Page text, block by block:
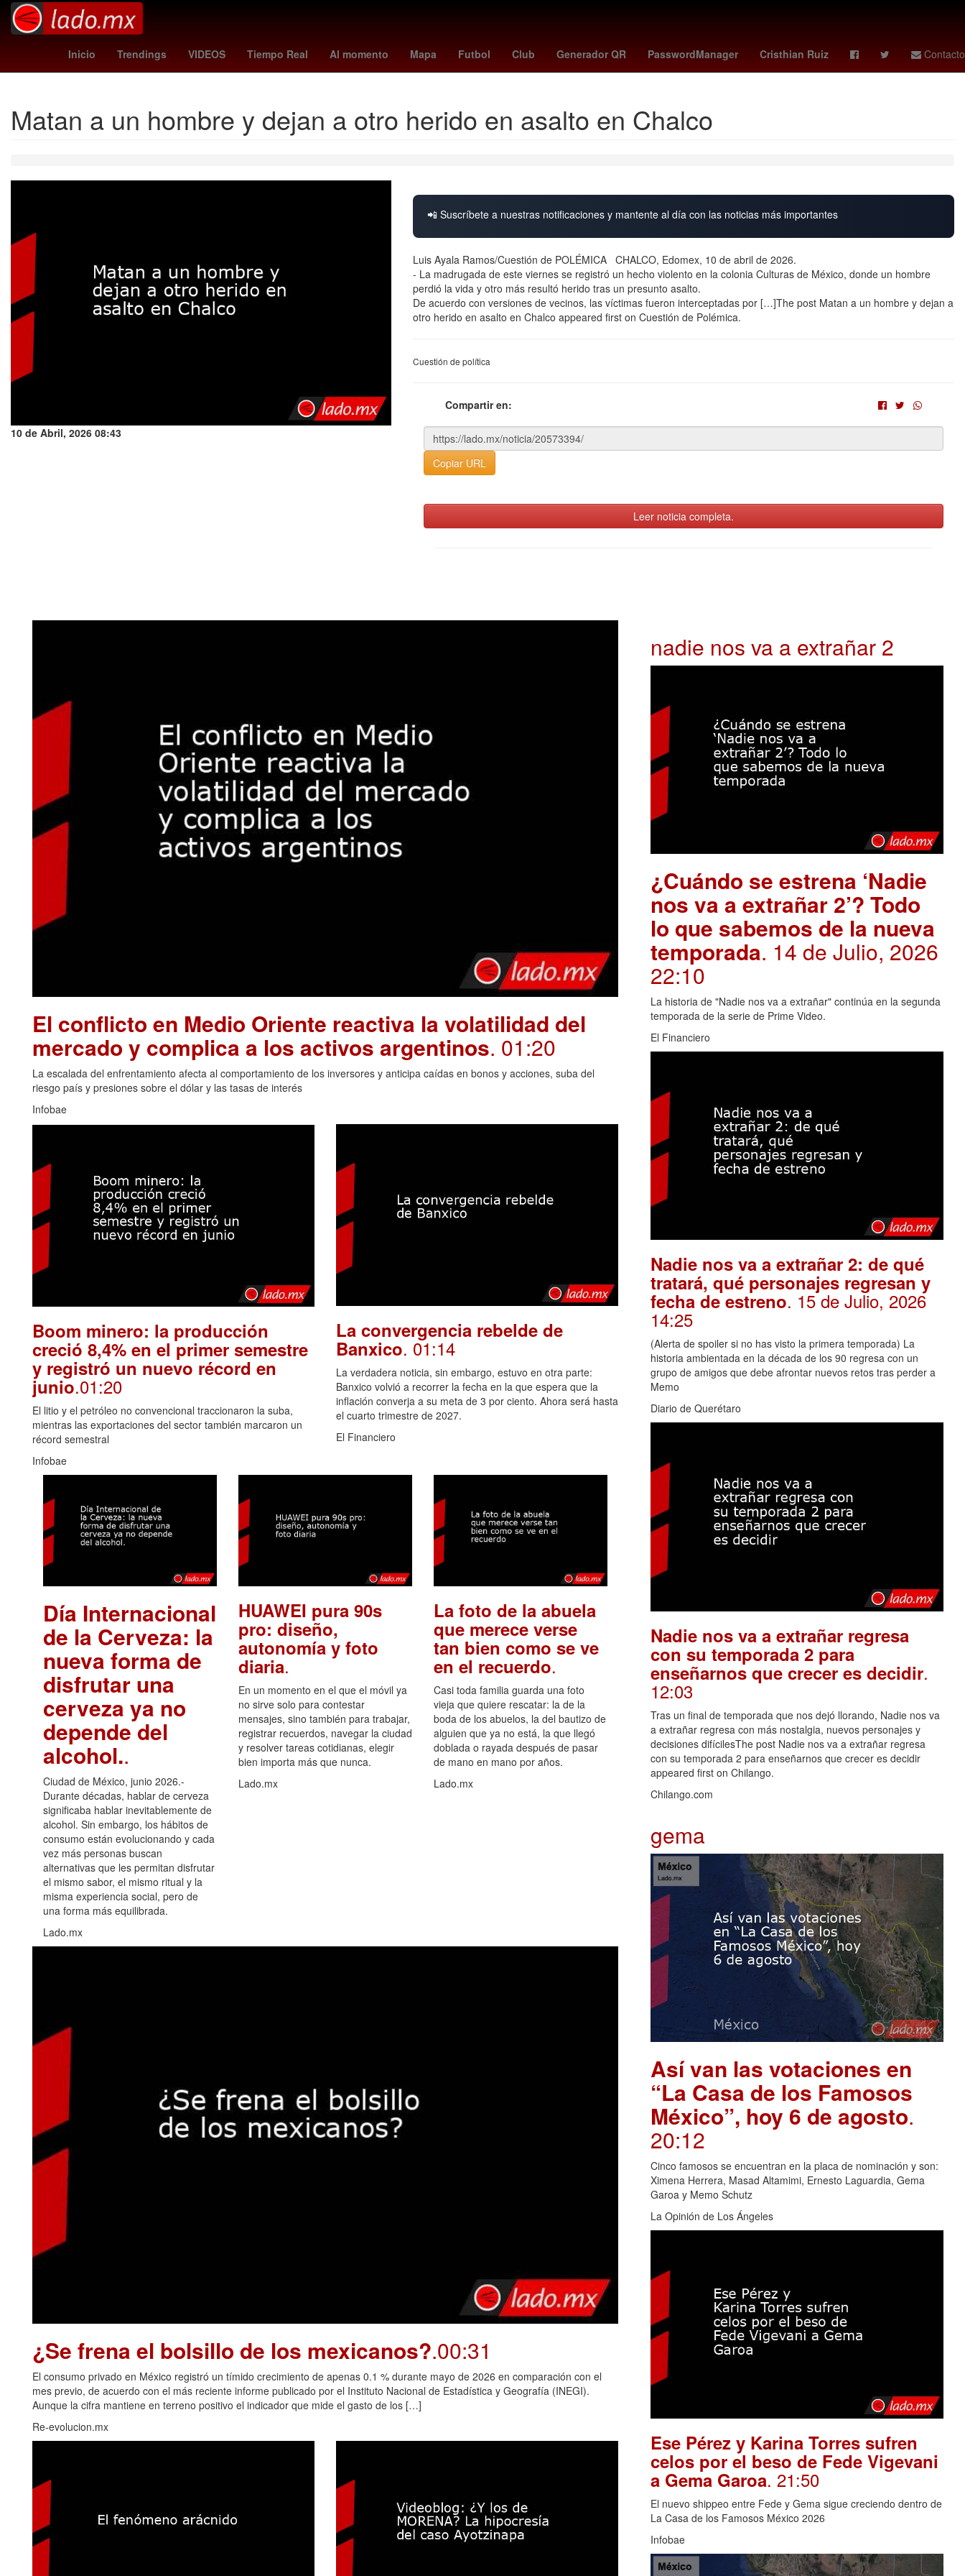
Inicio Trendings VIDEOS Tiempo Real Al momento Mapa Futbol Club Generador QR PasswordManager Cristhian Ruiz Contacto
Epidemiología Perú celular nokia 1100 Morena sassuolo - cremonese Tribunal Electoral del Poder Judicial de la Federación Juegos Olímpicos de París 2024 por Inmueble Baloncesto
Matan a un hombre y dejan a otro herido en asalto en Chalco
10 de Abril, 2026 08:43
📲 Suscríbete a nuestras notificaciones y mantente al día con las noticias más importantes
Luis Ayala Ramos/Cuestión de POLÉMICA CHALCO, Edomex, 10 de abril de 2026.
- La madrugada de este viernes se registró un hecho violento en la colonia Culturas de México, donde un hombre
perdió la vida y otro más resultó herido tras un presunto asalto.
De acuerdo con versiones de vecinos, las víctimas fueron interceptadas por […]The post Matan a un hombre y dejan a
otro herido en asalto en Chalco appeared first on Cuestión de Polémica.
Cuestión de política
Compartir en:
Copiar URL
Leer noticia completa.
El conflicto en Medio Oriente reactiva la volatilidad del
mercado y complica a los activos argentinos. 01:20
La escalada del enfrentamiento afecta al comportamiento de los inversores y anticipa caídas en bonos y acciones, suba del
riesgo país y presiones sobre el dólar y las tasas de interés
Infobae
Boom minero: la producción
creció 8,4% en el primer semestre
y registró un nuevo récord en
junio.01:20
El litio y el petróleo no convencional traccionaron la suba,
mientras las exportaciones del sector también marcaron un
récord semestral
Infobae
La convergencia rebelde de
Banxico. 01:14
La verdadera noticia, sin embargo, estuvo en otra parte:
Banxico volvió a recorrer la fecha en la que espera que la
inflación converja a su meta de 3 por ciento. Ahora será hasta
el cuarto trimestre de 2027.
El Financiero
Día Internacional
de la Cerveza: la
nueva forma de
disfrutar una
cerveza ya no
depende del
alcohol..
Ciudad de México, junio 2026.-
Durante décadas, hablar de cerveza
significaba hablar inevitablemente de
alcohol. Sin embargo, los hábitos de
consumo están evolucionando y cada
vez más personas buscan
alternativas que les permitan disfrutar
el mismo sabor, el mismo ritual y la
misma experiencia social, pero de
una forma más equilibrada.
Lado.mx
HUAWEI pura 90s
pro: diseño,
autonomía y foto
diaria.
En un momento en el que el móvil ya
no sirve solo para contestar
mensajes, sino también para trabajar,
registrar recuerdos, navegar la ciudad
y resolver tareas cotidianas, elegir
bien importa más que nunca.
Lado.mx
La foto de la abuela
que merece verse
tan bien como se ve
en el recuerdo.
Casi toda familia guarda una foto
vieja que quiere rescatar: la de la
boda de los abuelos, la del bautizo de
alguien que ya no está, la que llegó
doblada o rayada después de pasar
de mano en mano por años.
Lado.mx
¿Se frena el bolsillo de los mexicanos?.00:31
El consumo privado en México registró un tímido crecimiento de apenas 0.1 % durante mayo de 2026 en comparación con el
mes previo, de acuerdo con el más reciente informe publicado por el Instituto Nacional de Estadística y Geografía (INEGI).
Aunque la cifra mantiene en terreno positivo el indicador que mide el gasto de los […]
Re-evolucion.mx
nadie nos va a extrañar 2
¿Cuándo se estrena ‘Nadie
nos va a extrañar 2’? Todo
lo que sabemos de la nueva
temporada. 14 de Julio, 2026
22:10
La historia de "Nadie nos va a extrañar" continúa en la segunda
temporada de la serie de Prime Video.
El Financiero
Nadie nos va a extrañar 2: de qué
tratará, qué personajes regresan y
fecha de estreno. 15 de Julio, 2026
14:25
(Alerta de spoiler si no has visto la primera temporada) La
historia ambientada en la década de los 90 regresa con un
grupo de amigos que debe afrontar nuevos retos tras perder a
Memo
Diario de Querétaro
Nadie nos va a extrañar regresa
con su temporada 2 para
enseñarnos que crecer es decidir.
12:03
Tras un final de temporada que nos dejó llorando, Nadie nos va
a extrañar regresa con más nostalgia, nuevos personajes y
decisiones difícilesThe post Nadie nos va a extrañar regresa
con su temporada 2 para enseñarnos que crecer es decidir
appeared first on Chilango.
Chilango.com
gema
Así van las votaciones en
“La Casa de los Famosos
México”, hoy 6 de agosto.
20:12
Cinco famosos se encuentran en la placa de nominación y son:
Ximena Herrera, Masad Altamimi, Ernesto Laguardia, Gema
Garoa y Memo Schutz
La Opinión de Los Ángeles
Ese Pérez y Karina Torres sufren
celos por el beso de Fede Vigevani
a Gema Garoa. 21:50
El nuevo shippeo entre Fede y Gema sigue creciendo dentro de
La Casa de los Famosos México 2026
Infobae